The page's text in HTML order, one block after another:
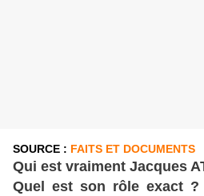
SOURCE : FAITS ET DOCUMENTS
Qui est vraiment Jacques
Quel est son rôle exact